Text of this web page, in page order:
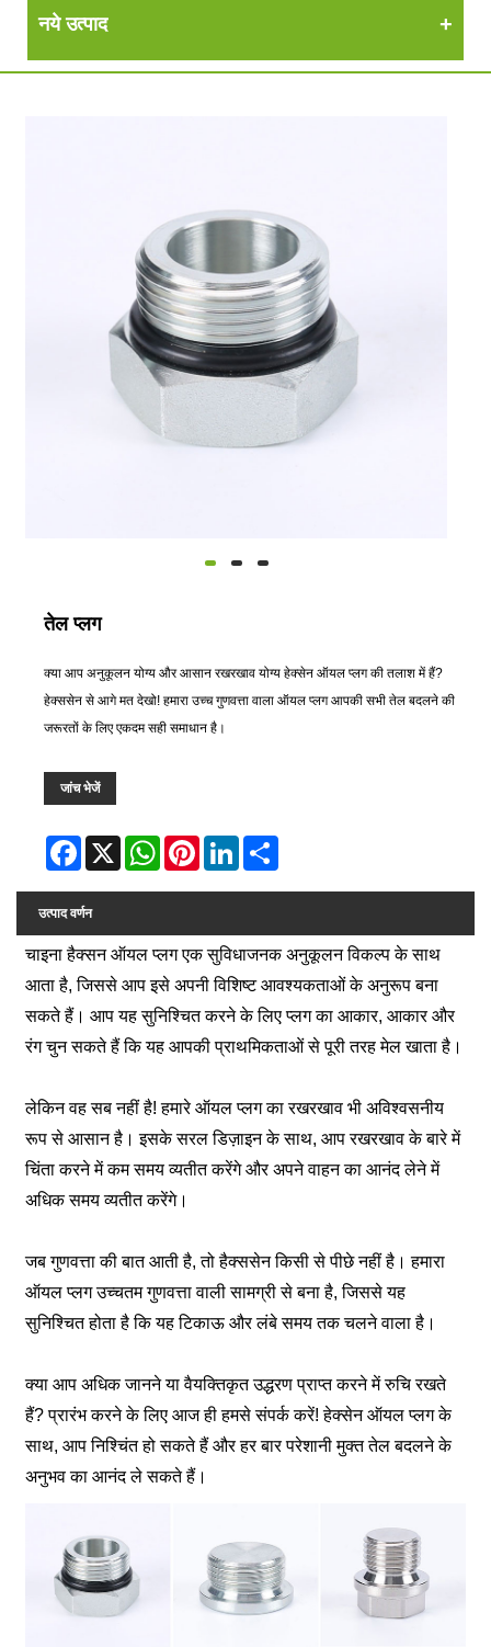
नये उत्पाद
तेल प्लग
क्या आप अनुकूलन योग्य और आसान रखरखाव योग्य हेक्सेन ऑयल प्लग की तलाश में हैं?
हेक्ससेन से आगे मत देखो! हमारा उच्च गुणवत्ता वाला ऑयल प्लग आपकी सभी तेल बदलने की
जरूरतों के लिए एकदम सही समाधान है।
जांच भेजें
Facebook WhatsAppPinterestLinkedIn
उत्पाद वर्णन
चाइना हैक्सन ऑयल प्लग एक सुविधाजनक अनुकूलन विकल्प के साथ
आता है, जिससे आप इसे अपनी विशिष्ट आवश्यकताओं के अनुरूप बना
सकते हैं। आप यह सुनिश्चित करने के लिए प्लग का आकार, आकार और
रंग चुन सकते हैं कि यह आपकी प्राथमिकताओं से पूरी तरह मेल खाता है।
लेकिन वह सब नहीं है! हमारे ऑयल प्लग का रखरखाव भी अविश्वसनीय
रूप से आसान है। इसके सरल डिज़ाइन के साथ, आप रखरखाव के बारे में
चिंता करने में कम समय व्यतीत करेंगे और अपने वाहन का आनंद लेने में
अधिक समय व्यतीत करेंगे।
जब गुणवत्ता की बात आती है, तो हैक्ससेन किसी से पीछे नहीं है। हमारा
ऑयल प्लग उच्चतम गुणवत्ता वाली सामग्री से बना है, जिससे यह
सुनिश्चित होता है कि यह टिकाऊ और लंबे समय तक चलने वाला है।
क्या आप अधिक जानने या वैयक्तिकृत उद्धरण प्राप्त करने में रुचि रखते
हैं? प्रारंभ करने के लिए आज ही हमसे संपर्क करें! हेक्सेन ऑयल प्लग के
साथ, आप निश्चिंत हो सकते हैं और हर बार परेशानी मुक्त तेल बदलने के
अनुभव का आनंद ले सकते हैं।